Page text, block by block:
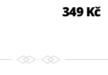
349 Kč